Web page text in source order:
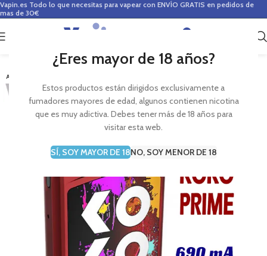
¿Eres mayor de 18 años?
Estos productos están dirigidos exclusivamente a
fumadores mayores de edad, algunos contienen nicotina
que es muy adictiva. Debes tener más de 18 años para
visitar esta web.
SÍ, SOY MAYOR DE 18NO, SOY MENOR DE 18
Vapin.es Todo lo que necesitas para vapear con ENVÍO GRATIS en pedidos de
mas de 30€
0
AGOTADO